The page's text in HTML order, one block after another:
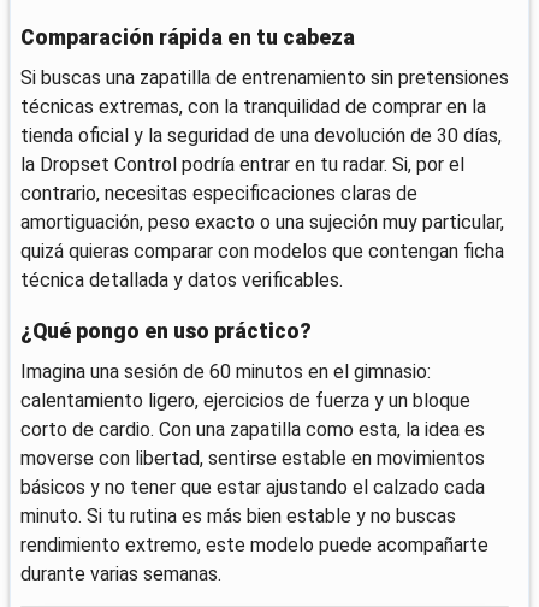
Comparación rápida en tu cabeza
Si buscas una zapatilla de entrenamiento sin pretensiones
técnicas extremas, con la tranquilidad de comprar en la
tienda oficial y la seguridad de una devolución de 30 días,
la Dropset Control podría entrar en tu radar. Si, por el
contrario, necesitas especificaciones claras de
amortiguación, peso exacto o una sujeción muy particular,
quizá quieras comparar con modelos que contengan ficha
técnica detallada y datos verificables.
¿Qué pongo en uso práctico?
Imagina una sesión de 60 minutos en el gimnasio:
calentamiento ligero, ejercicios de fuerza y un bloque
corto de cardio. Con una zapatilla como esta, la idea es
moverse con libertad, sentirse estable en movimientos
básicos y no tener que estar ajustando el calzado cada
minuto. Si tu rutina es más bien estable y no buscas
rendimiento extremo, este modelo puede acompañarte
durante varias semanas.